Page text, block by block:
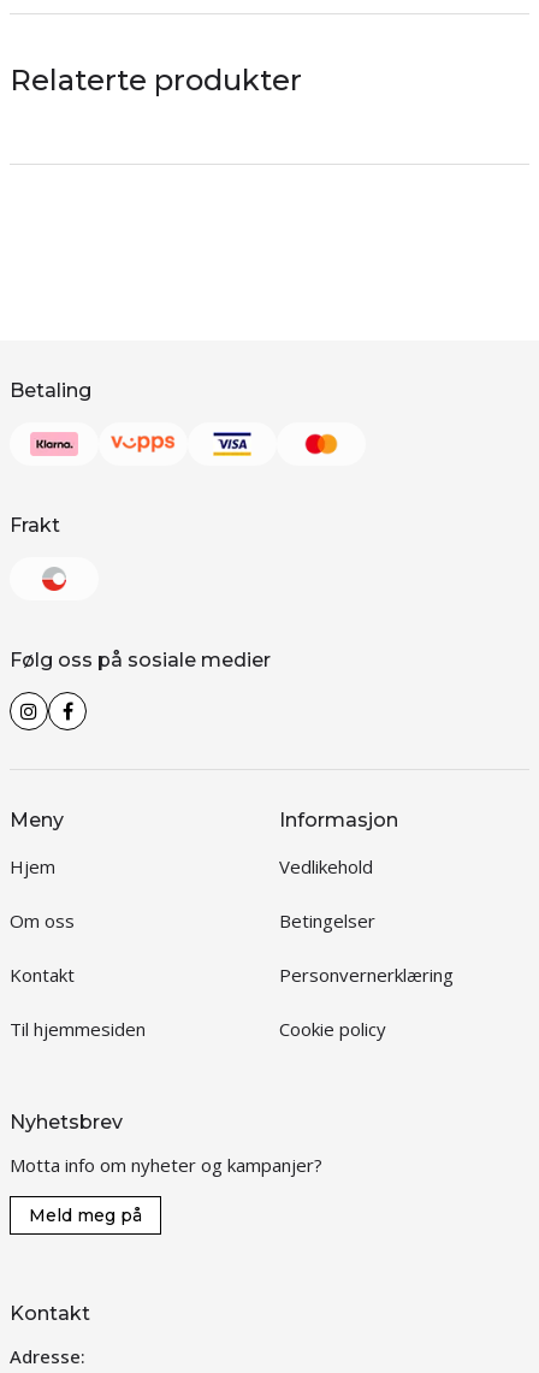
Relaterte produkter
Betaling
Frakt
Følg oss på sosiale medier
Meny
Hjem
Om oss
Kontakt
Til hjemmesiden
Informasjon
Vedlikehold
Betingelser
Personvernerklæring
Cookie policy
Nyhetsbrev
Motta info om nyheter og kampanjer?
Meld meg på
Kontakt
Adresse: